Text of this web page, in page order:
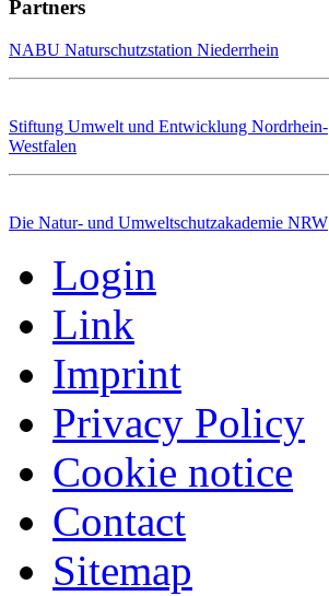
Partners
NABU Naturschutzstation Niederrhein
Stiftung Umwelt und Entwicklung Nordrhein-
Westfalen
Die Natur- und Umweltschutzakademie NRW
Login
Link
Imprint
Privacy Policy
Cookie notice
Contact
Sitemap